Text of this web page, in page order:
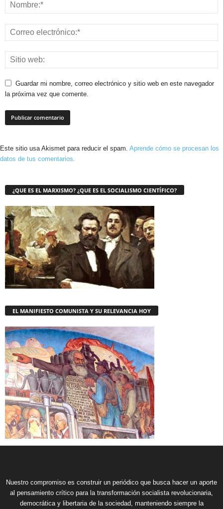
Guardar mi nombre, correo electrónico y sitio web en este navegador
la próxima vez que comente.
Este sitio usa Akismet para reducir el spam. Aprende cómo se procesan los
datos de tus comentarios.
¿QUE ES EL MARXISMO? ¿QUE ES EL SOCIALISMO CIENTÍFICO?
EL MANIFIESTO COMUNISTA Y SU RELEVANCIA HOY
Nuestro compromiso es construir un periódico que busca hacer un aporte
al pensamiento crítico para la transformación socialista revolucionaria,
democrática y libertaria de la sociedad, manteniendo siempre la